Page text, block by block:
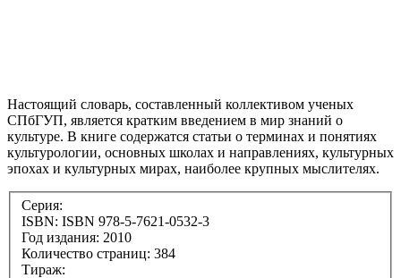
Настоящий словарь, составленный коллективом ученых
СПбГУП, является кратким введением в мир знаний о
культуре. В книге содержатся статьи о терминах и понятиях
культурологии, основных школах и направлениях, культурных
эпохах и культурных мирах, наиболее крупных мыслителях.
Серия:
ISBN: ISBN 978-5-7621-0532-3
Год издания: 2010
Количество страниц: 384
Тираж: